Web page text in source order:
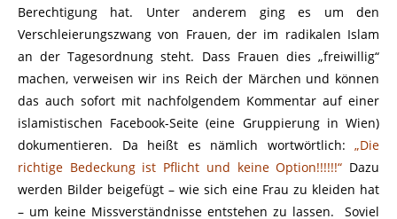
Berechtigung hat. Unter anderem ging es um den
Verschleierungszwang von Frauen, der im radikalen Islam
an der Tagesordnung steht. Dass Frauen dies „freiwillig“
machen, verweisen wir ins Reich der Märchen und können
das auch sofort mit nachfolgendem Kommentar auf einer
islamistischen Facebook-Seite (eine Gruppierung in Wien)
dokumentieren. Da heißt es nämlich wortwörtlich: „Die
richtige Bedeckung ist Pflicht und keine Option!!!!!!“ Dazu
werden Bilder beigefügt – wie sich eine Frau zu kleiden hat
– um keine Missverständnisse entstehen zu lassen. Soviel